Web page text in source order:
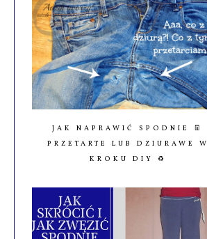
JAK NAPRAWIĆ SPODNIE 👖
PRZETARTE LUB DZIURAWE W
KROKU DIY ♻️